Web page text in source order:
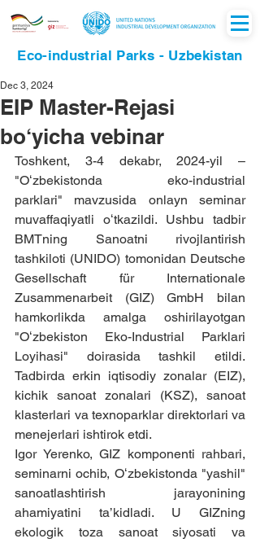
Eco-industrial Parks - Uzbekistan
EIP Master-Rejasi
bo‘yicha vebinar
Dec 3, 2024
Toshkent, 3-4 dekabr, 2024-yil –
"Oʻzbekistonda eko-industrial
parklari" mavzusida onlayn seminar
muvaffaqiyatli oʻtkazildi. Ushbu tadbir
BMTning Sanoatni rivojlantirish
tashkiloti (UNIDO) tomonidan Deutsche
Gesellschaft für Internationale
Zusammenarbeit (GIZ) GmbH bilan
hamkorlikda amalga oshirilayotgan
"Oʻzbekiston Eko-Industrial Parklari
Loyihasi" doirasida tashkil etildi.
Tadbirda erkin iqtisodiy zonalar (EIZ),
kichik sanoat zonalari (KSZ), sanoat
klasterlari va texnoparklar direktorlari va
menejerlari ishtirok etdi.
Igor Yerenko, GIZ komponenti rahbari,
seminarni ochib, Oʻzbekistonda "yashil"
sanoatlashtirish jarayonining
ahamiyatini ta’kidladi. U GIZning
ekologik toza sanoat siyosati va